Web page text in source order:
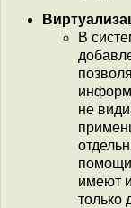
В
не
имеют
только